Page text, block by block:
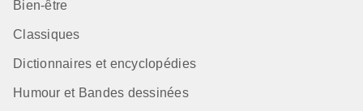
Bien-être
Classiques
Dictionnaires et encyclopédies
Humour et Bandes dessinées